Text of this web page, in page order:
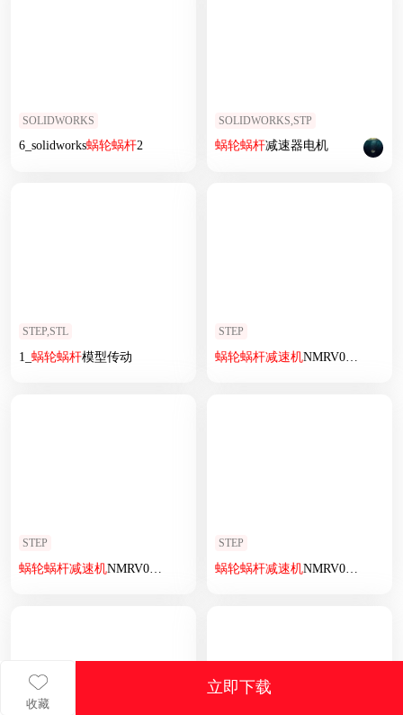
收藏
立即下载
SOLIDWORKS
6_solidworks蜗轮蜗杆2
SOLIDWORKS,STP
蜗轮蜗杆减速器电机
STEP,STL
1_ 蜗轮蜗杆模型传动
STEP
蜗轮蜗杆减速机NMRV040-18H8-56B5.step
STEP
蜗轮蜗杆减速机NMRV050-25H8-63B5.step
STEP
蜗轮蜗杆减速机NMRV030-14H8-56B14.step